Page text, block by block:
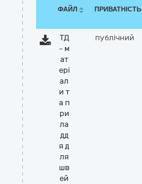
ФАЙЛ ПРИВАТНІСТЬ
ТД
- м
ат
ері
ал
и т
а п
ри
ла
дд
я д
ля
шв
ей
публічний